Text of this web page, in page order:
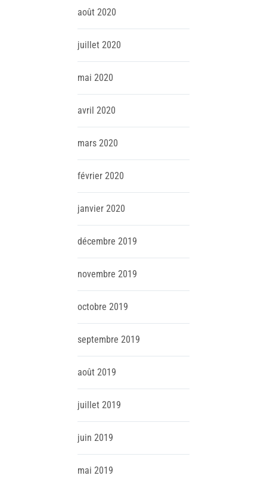
août 2020
juillet 2020
mai 2020
avril 2020
mars 2020
février 2020
janvier 2020
décembre 2019
novembre 2019
octobre 2019
septembre 2019
août 2019
juillet 2019
juin 2019
mai 2019